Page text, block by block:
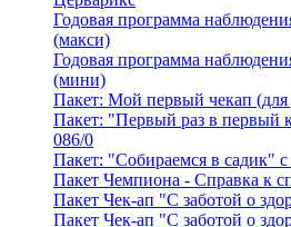
Годовая программа
(макси)
Годовая программа
(мини)
Пакет: Мой первый чекап (для
Пакет: "Первый раз в первый
086/0
Пакет: "Собираемся в садик"
Пакет Чемпиона - Справка к
Пакет Чек-ап "С заботой о
Пакет Чек-ап "С заботой о